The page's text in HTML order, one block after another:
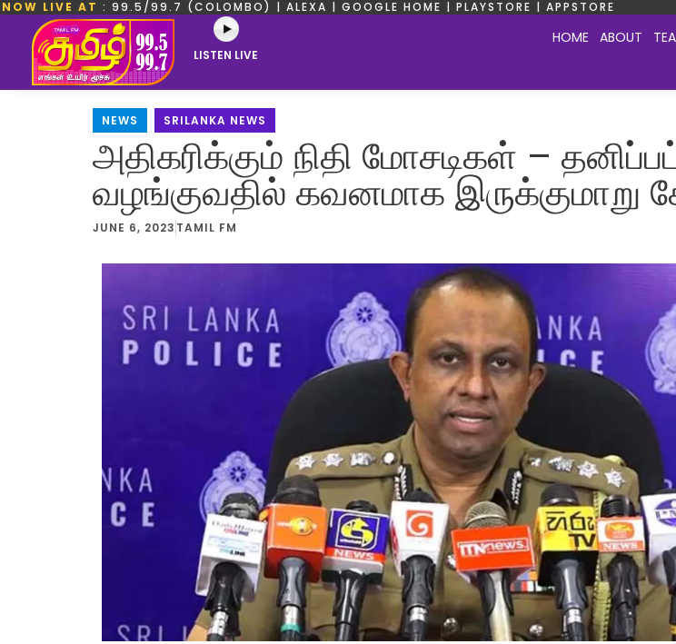
NOW LIVE AT : 99.5/99.7 (COLOMBO) | ALEXA | GOOGLE HOME | PLAYSTORE | APPSTORE
LISTEN LIVE
HOME ABOUT
NEWS SRILANKA NEWS
அதிகரிக்கும் நிதி மோசடிகள் –
வழங்குவதில் கவனமாக இருக்குமாறு
JUNE 6, 2023 TAMIL FM